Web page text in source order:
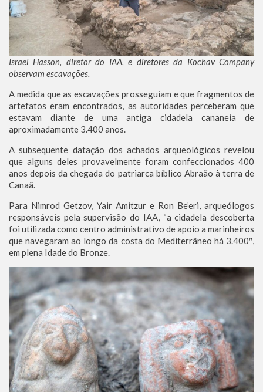
Israel Hasson, diretor do IAA, e diretores da Kochav Company
observam escavações.
A medida que as escavações prosseguiam e que fragmentos de
artefatos eram encontrados, as autoridades perceberam que
estavam diante de uma antiga cidadela cananeia de
aproximadamente 3.400 anos.
A subsequente datação dos achados arqueológicos revelou
que alguns deles provavelmente foram confeccionados 400
anos depois da chegada do patriarca bíblico Abraão à terra de
Canaã.
Para Nimrod Getzov, Yair Amitzur e Ron Be’eri, arqueólogos
responsáveis pela supervisão do IAA, “a cidadela descoberta
foi utilizada como centro administrativo de apoio a marinheiros
que navegaram ao longo da costa do Mediterrâneo há 3.400″,
em plena Idade do Bronze.